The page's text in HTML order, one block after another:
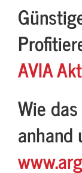
AVIA
Wie
anhand